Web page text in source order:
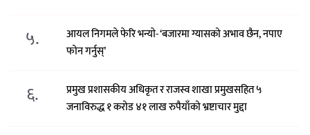
५.
आयल निगमले फेरि भन्याे- ‘बजारमा ग्यासको अभाव छैन, नपाए
फोन गर्नुस्’
६.
प्रमुख प्रशासकीय अधिकृत र राजस्व शाखा प्रमुखसहित ५
जनाविरुद्ध १ करोड ४१ लाख रुपैयाँको भ्रष्टाचार मुद्दा